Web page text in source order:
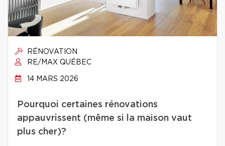
RÉNOVATION
RE/MAX QUÉBEC
14 MARS 2026
Pourquoi certaines rénovations
appauvrissent (même si la maison vaut
plus cher)?